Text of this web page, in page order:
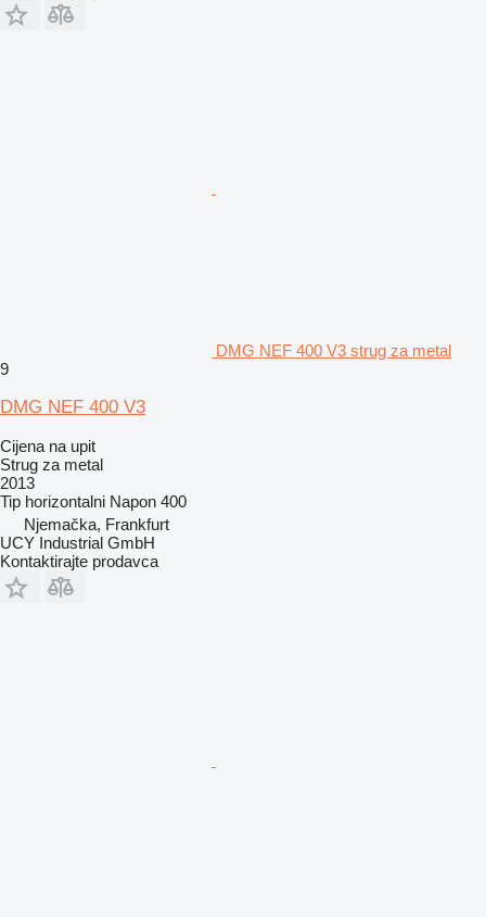
DMG NEF 400 V3 strug za metal
9
DMG NEF 400 V3
Cijena na upit
Strug za metal
2013
Tip horizontalni Napon 400
Njemačka, Frankfurt
UCY Industrial GmbH
Kontaktirajte prodavca